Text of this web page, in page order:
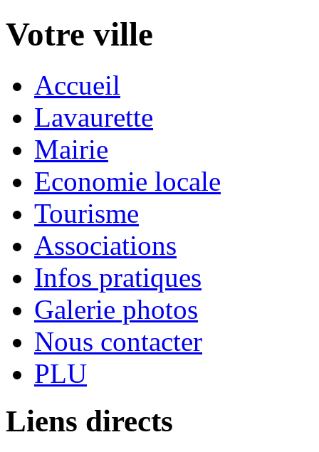
Votre ville
Accueil
Lavaurette
Mairie
Economie locale
Tourisme
Associations
Infos pratiques
Galerie photos
Nous contacter
PLU
Liens directs